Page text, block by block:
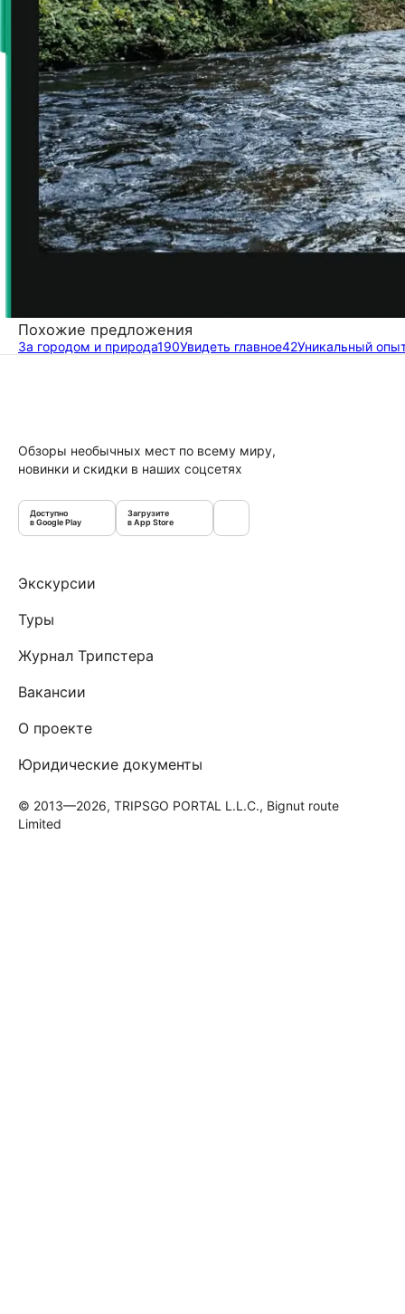
Похожие предложения
За городом и природа190Увидеть главное42Уникальный
Обзоры необычных мест по всему миру,
новинки и скидки в наших соцсетях
Доступно
в Google Play
Загрузите
в App Store
Экскурсии
Туры
Журнал Трипстера
Вакансии
О проекте
Юридические документы
© 2013—2026, TRIPSGO PORTAL L.L.C., Bignut route
Limited